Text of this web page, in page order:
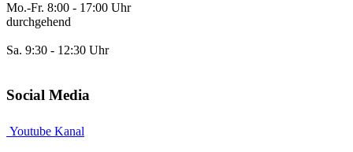
Mo.-Fr. 8:00 - 17:00 Uhr
durchgehend
Sa. 9:30 - 12:30 Uhr
Social Media
Youtube Kanal